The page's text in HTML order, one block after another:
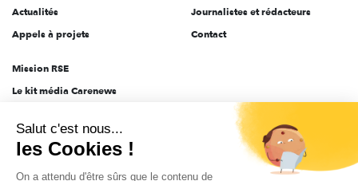
Actualités
Appels à projets
Journalistes et rédacteurs
Contact
Mission RSE
Le kit média Carenews
AEF info
Novethic
Salut c'est nous...
les Cookies !
On a attendu d'être sûrs que le contenu de